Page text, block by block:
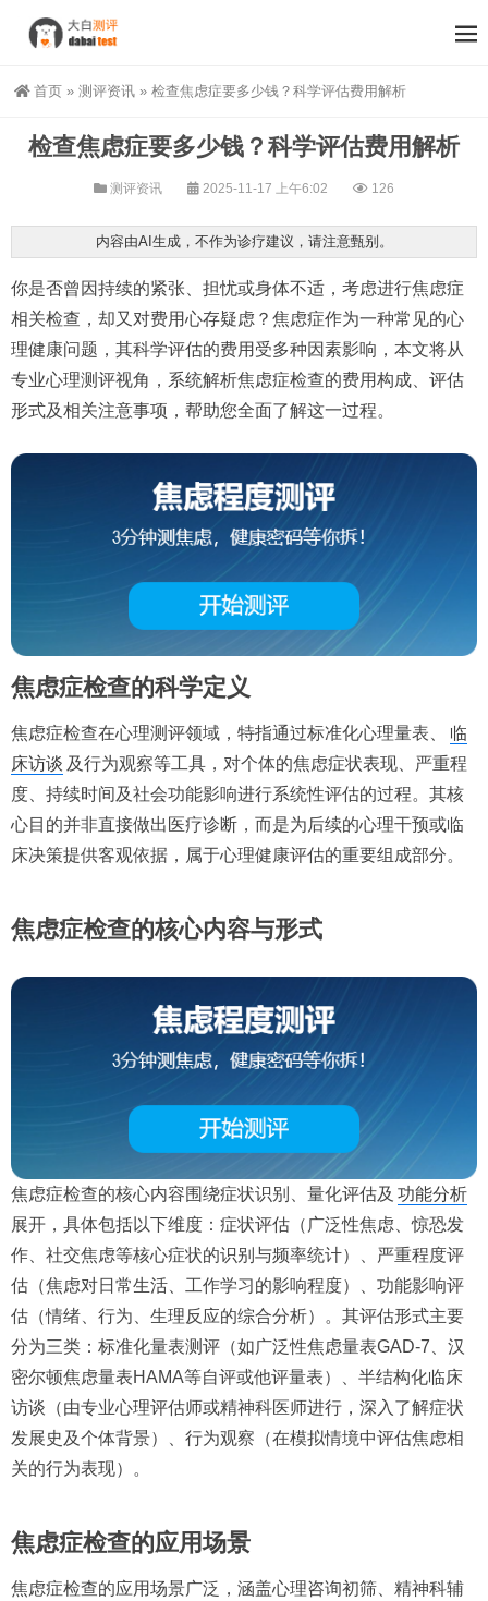
首页 » 测评资讯 » 检查焦虑症要多少钱？科学评估费用解析
检查焦虑症要多少钱？科学评估费用解析
测评资讯 2025-11-17 上午6:02 126
内容由AI生成，不作为诊疗建议，请注意甄别。
你是否曾因持续的紧张、担忧或身体不适，考虑进行焦虑症
相关检查，却又对费用心存疑虑？焦虑症作为一种常见的心
理健康问题，其科学评估的费用受多种因素影响，本文将从
专业心理测评视角，系统解析焦虑症检查的费用构成、评估
形式及相关注意事项，帮助您全面了解这一过程。
焦虑症检查的科学定义
焦虑症检查在心理测评领域，特指通过标准化心理量表、
临
床访谈 及行为观察等工具，对个体的焦虑症状表现、严重程
度、持续时间及社会功能影响进行系统性评估的过程。其核
心目的并非直接做出医疗诊断，而是为后续的心理干预或临
床决策提供客观依据，属于心理健康评估的重要组成部分。
焦虑症检查的核心内容与形式
焦虑症检查的核心内容围绕症状识别、量化评估及 功能分析
展开，具体包括以下维度：症状评估（广泛性焦虑、惊恐发
作、社交焦虑等核心症状的识别与频率统计）、严重程度评
估（焦虑对日常生活、工作学习的影响程度）、功能影响评
估（情绪、行为、生理反应的综合分析）。其评估形式主要
分为三类：标准化量表测评（如广泛性焦虑量表GAD-7、汉
密尔顿焦虑量表HAMA等自评或他评量表）、半结构化临床
访谈（由专业心理评估师或精神科医师进行，深入了解症状
发展史及个体背景）、行为观察（在模拟情境中评估焦虑相
关的行为表现）。
焦虑症检查的应用场景
焦虑症检查的应用场景广泛，涵盖心理咨询初筛、精神科辅